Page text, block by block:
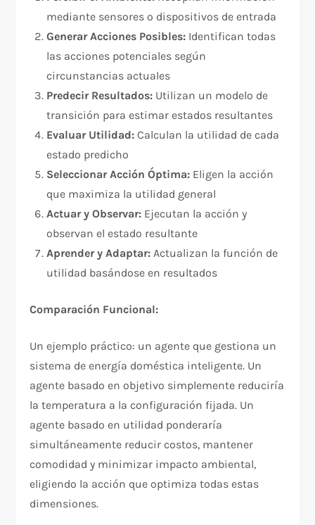
mediante sensores o dispositivos de entrada
Generar Acciones Posibles: Identifican todas
las acciones potenciales según
circunstancias actuales
Predecir Resultados: Utilizan un modelo de
transición para estimar estados resultantes
Evaluar Utilidad: Calculan la utilidad de cada
estado predicho
Seleccionar Acción Óptima: Eligen la acción
que maximiza la utilidad general
Actuar y Observar: Ejecutan la acción y
observan el estado resultante
Aprender y Adaptar: Actualizan la función de
utilidad basándose en resultados
Comparación Funcional:
Un ejemplo práctico: un agente que gestiona un
sistema de energía doméstica inteligente. Un
agente basado en objetivo simplemente reduciría
la temperatura a la configuración fijada. Un
agente basado en utilidad ponderaría
simultáneamente reducir costos, mantener
comodidad y minimizar impacto ambiental,
eligiendo la acción que optimiza todas estas
dimensiones.​